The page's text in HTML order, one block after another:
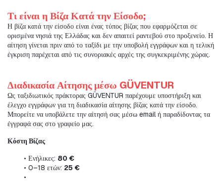
Τι είναι η Βίζα Κατά την Είσοδο;
Η βίζα κατά την είσοδο είναι ένας τύπος βίζας που εφαρμόζεται σε
ορισμένα νησιά της Ελλάδας και δεν απαιτεί ραντεβού στο προξενείο. Η
αίτηση γίνεται πριν από το ταξίδι με την υποβολή εγγράφων και η τελική
έγκριση παρέχεται από τις συνοριακές αρχές της συγκεκριμένης χώρας.
Διαδικασία Αίτησης μέσω GÜVENTUR
Ως ταξιδιωτικός πράκτορας GÜVENTUR παρέχουμε υποστήριξη και
έλεγχο εγγράφων για τη διαδικασία αίτησης βίζας κατά την είσοδο.
Μπορείτε να υποβάλετε την αίτησή σας μέσω email ή παραδίδοντας τα
έγγραφά σας στο γραφείο μας.
Κόστη Βίζας
Ενήλικες: 80 €
0–18 ετών: 25 €